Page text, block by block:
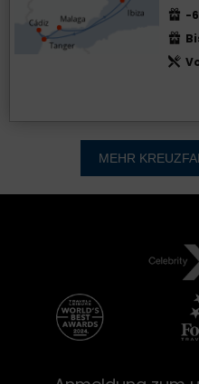
-
MEHR